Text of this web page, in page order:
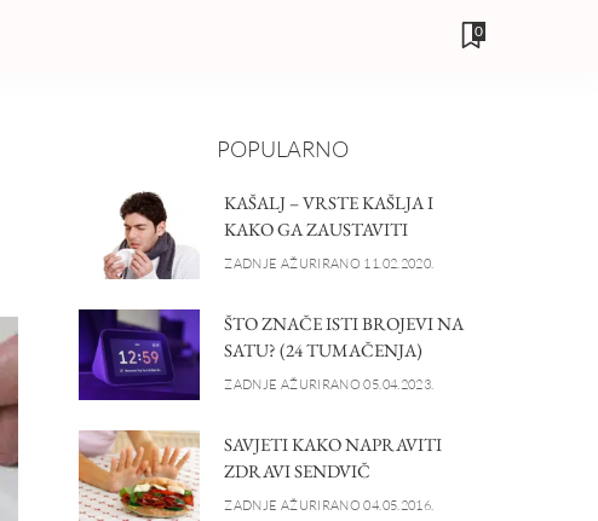
0
POPULARNO
KAŠALJ – VRSTE KAŠLJA I
KAKO GA ZAUSTAVITI
ZADNJE AŽURIRANO 11.02.2020.
ŠTO ZNAČE ISTI BROJEVI NA
SATU? (24 TUMAČENJA)
ZADNJE AŽURIRANO 05.04.2023.
SAVJETI KAKO NAPRAVITI
ZDRAVI SENDVIČ
ZADNJE AŽURIRANO 04.05.2016.